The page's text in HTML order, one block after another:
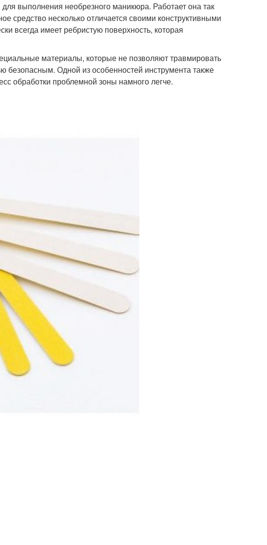
выполнения необрезного маникюра. Работает она так
средство несколько отличается своими конструктивными
всегда имеет ребристую поверхность, которая
материалы, которые не позволяют травмировать
безопасным. Одной из особенностей инструмента также
обработки проблемной зоны намного легче.